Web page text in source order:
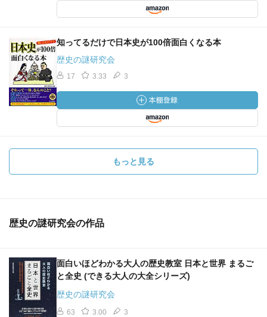
知ってるだけで日本史が100倍面白くなる本
歴史の謎研究会
17 3.33 3
もっと見る
歴史の謎研究会の作品
面白いほどわかる大人の歴史教室 日本と世界 まるご
と全史 (できる大人の大全シリーズ)
歴史の謎研究会
63 3.00 3